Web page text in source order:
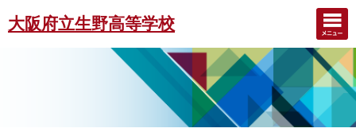
大阪府立生野高等学校